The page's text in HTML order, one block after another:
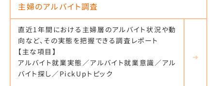
主婦のアルバイト調査
直近1年間における主婦層のアルバイト状況や動
向など、その実態を把握できる調査レポート
【主な項目】
アルバイト就業実態／アルバイト就業意識／アル
バイト探し／PickUpトピック